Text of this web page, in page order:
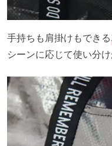
手持ちも肩掛けもできる
シーンに応じて使い分け